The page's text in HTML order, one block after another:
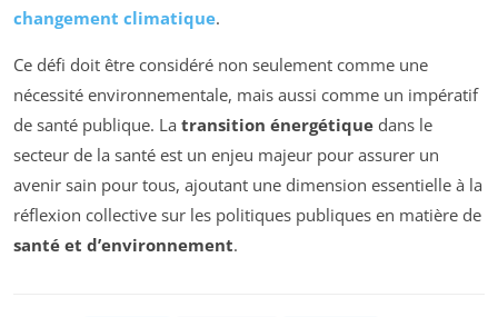
changement climatique.
Ce défi doit être considéré non seulement comme une
nécessité environnementale, mais aussi comme un impératif
de santé publique. La transition énergétique dans le
secteur de la santé est un enjeu majeur pour assurer un
avenir sain pour tous, ajoutant une dimension essentielle à la
réflexion collective sur les politiques publiques en matière de
santé et d’environnement.